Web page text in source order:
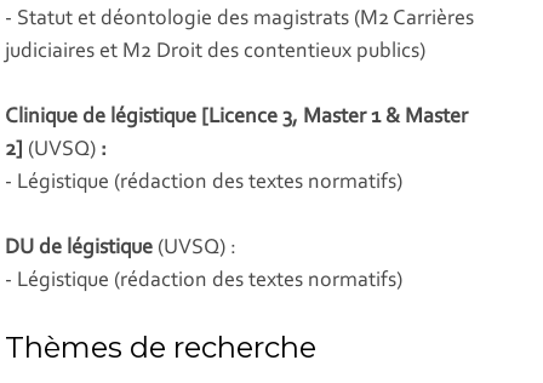
- Statut et déontologie des magistrats (M2 Carrières
judiciaires et M2 Droit des contentieux publics)
Clinique de légistique [Licence 3, Master 1 & Master
2] (UVSQ) :
- Légistique (rédaction des textes normatifs)
DU de légistique (UVSQ) :
- Légistique (rédaction des textes normatifs)
Thèmes de recherche